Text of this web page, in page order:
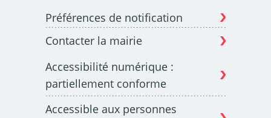
Préférences de notification
Contacter la mairie
Accessibilité numérique :
partiellement conforme
Accessible aux personnes